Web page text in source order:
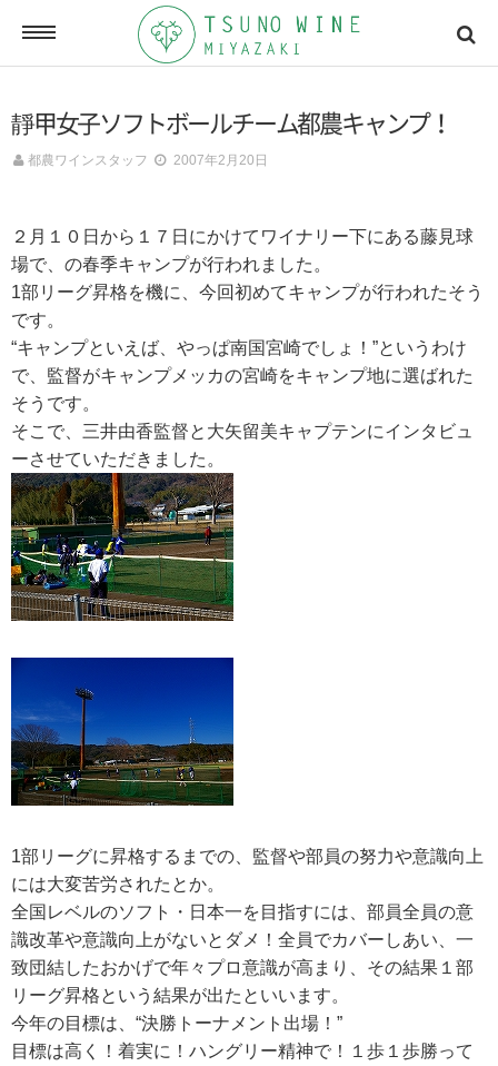
ONLINE SHOP
オンラインショッピング
メールマガジン
ACCESSMAP
アクセスマップ
CONTACT
お問い合わせ
RECRUIT
求人情報
靜甲女子ソフトボールチーム都農キャンプ！
都農ワインスタッフ 2007年2月20日
２月１０日から１７日にかけてワイナリー下にある藤見球
場で、の春季キャンプが行われました。
1部リーグ昇格を機に、今回初めてキャンプが行われたそう
です。
“キャンプといえば、やっぱ南国宮崎でしょ！”というわけ
で、監督がキャンプメッカの宮崎をキャンプ地に選ばれた
そうです。
そこで、三井由香監督と大矢留美キャプテンにインタビュ
ーさせていただきました。
1部リーグに昇格するまでの、監督や部員の努力や意識向上
には大変苦労されたとか。
全国レベルのソフト・日本一を目指すには、部員全員の意
識改革や意識向上がないとダメ！全員でカバーしあい、一
致団結したおかげで年々プロ意識が高まり、その結果１部
リーグ昇格という結果が出たといいます。
今年の目標は、“決勝トーナメント出場！”
目標は高く！着実に！ハングリー精神で！１歩１歩勝って